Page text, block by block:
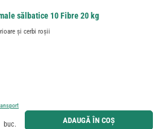
sălbatice 10 Fibre 20 kg
și cerbi roșii
dorită sau utilizați butoanele pentru a mări sau micșora
buc. ADAUGĂ ÎN COȘ